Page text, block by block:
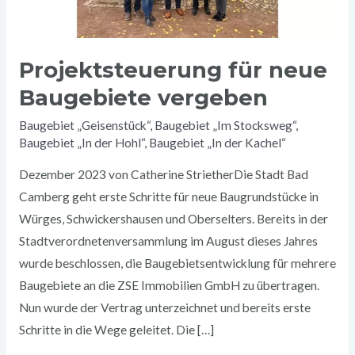
Projektsteuerung für neue
Baugebiete vergeben
Baugebiet „Geisenstück“, Baugebiet „Im Stocksweg“,
Baugebiet „In der Hohl“, Baugebiet „In der Kachel“
Dezember 2023 von Catherine StrietherDie Stadt Bad
Camberg geht erste Schritte für neue Baugrundstücke in
Würges, Schwickershausen und Oberselters. Bereits in der
Stadtverordnetenversammlung im August dieses Jahres
wurde beschlossen, die Baugebietsentwicklung für mehrere
Baugebiete an die ZSE Immobilien GmbH zu übertragen.
Nun wurde der Vertrag unterzeichnet und bereits erste
Schritte in die Wege geleitet. Die […]